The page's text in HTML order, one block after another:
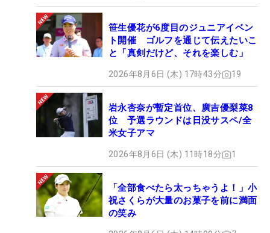
笹生優花が6度目のジュニアイベン
ト開催 ゴルフを通じて伝えたいこ
と「真剣だけど、それを楽しむ」
2026年8月6日 (木) 17時43分 19
岩永杏奈が暫定首位、廣吉優梨菜8
位 予選ラウンドは日没サスペ/全
米女子アマ
2026年8月6日 (木) 11時18分 1
「全部食べたら太っちゃうよ！」小
祝さくらが大量のお菓子を前に満面
の笑み